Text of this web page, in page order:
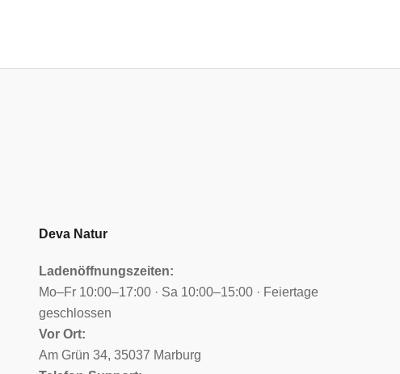
Deva Natur
Ladenöffnungszeiten:
Mo–Fr 10:00–17:00 · Sa 10:00–15:00 · Feiertage
geschlossen
Vor Ort:
Am Grün 34, 35037 Marburg